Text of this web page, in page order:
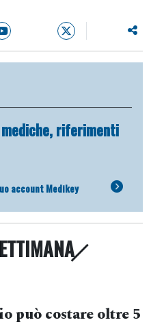
riferimenti
account Medikey
può costare oltre 5